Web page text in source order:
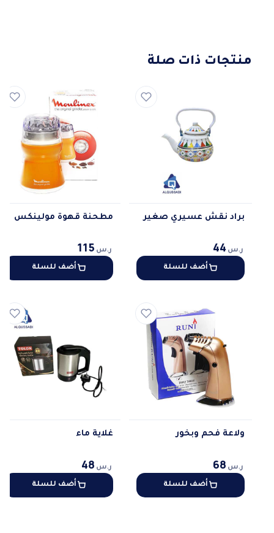
منتجات ذات صلة
براد نقش عسيري صغير
ر.س 44
أضف للسلة
مطحنة قهوة مولينكس
ر.س 115
أضف للسلة
ولاعة فحم وبخور
ر.س 68
أضف للسلة
غلاية ماء
ر.س 48
أضف للسلة